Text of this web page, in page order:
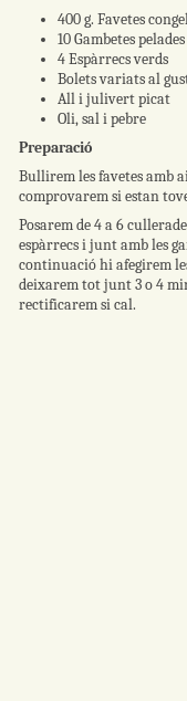
400 g. Favetes
10 Gambetes pelades
4 Espàrrecs verds
Bolets variats al
All i julivert picat
Oli, sal i pebre
Preparació
Bullirem les favetes amb
comprovarem si estan
Posarem de 4 a 6
espàrrecs i junt amb les
continuació hi afegirem
deixarem tot junt 3 o 4
rectificarem si cal.